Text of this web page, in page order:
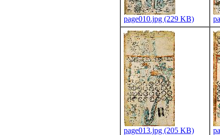
page010.jpg (229 KB)
page013.jpg (205 KB)